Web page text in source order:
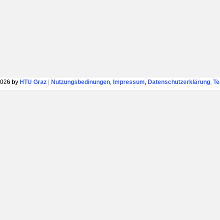
by HTU Graz| Nutzungsbedinungen, Impressum, Datenschutzerklärung,